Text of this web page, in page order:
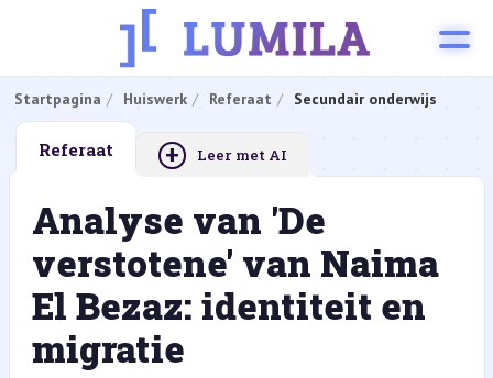
Startpagina Huiswerk Referaat Secundair onderwijs
Referaat + Leer met AI
Analyse van 'De
verstotene' van Naima
El Bezaz: identiteit en
migratie